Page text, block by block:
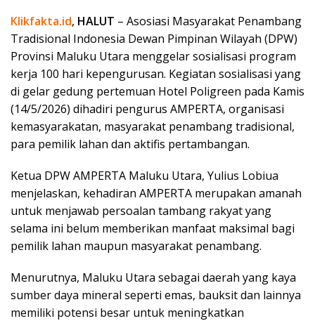
Klikfakta.id, HALUT – Asosiasi Masyarakat Penambang
Tradisional Indonesia Dewan Pimpinan Wilayah (DPW)
Provinsi Maluku Utara menggelar sosialisasi program
kerja 100 hari kepengurusan. Kegiatan sosialisasi yang
di gelar gedung pertemuan Hotel Poligreen pada Kamis
(14/5/2026) dihadiri pengurus AMPERTA, organisasi
kemasyarakatan, masyarakat penambang tradisional,
para pemilik lahan dan aktifis pertambangan.
Ketua DPW AMPERTA Maluku Utara, Yulius Lobiua
menjelaskan, kehadiran AMPERTA merupakan amanah
untuk menjawab persoalan tambang rakyat yang
selama ini belum memberikan manfaat maksimal bagi
pemilik lahan maupun masyarakat penambang.
Menurutnya, Maluku Utara sebagai daerah yang kaya
sumber daya mineral seperti emas, bauksit dan lainnya
memiliki potensi besar untuk meningkatkan